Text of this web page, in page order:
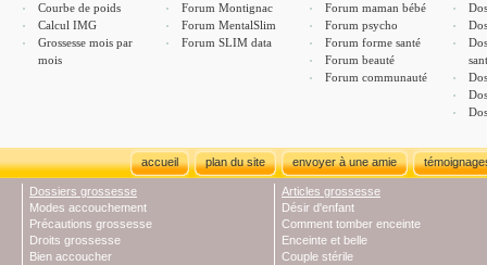
Courbe de poids
Calcul IMG
Grossesse mois par
mois
Forum Montignac
Forum MentalSlim
Forum SLIM data
Forum maman bébé
Forum psycho
Forum forme santé
Forum beauté
Forum communauté
accueil plan du site envoyer à une amie
Dossiers grossesse
Modes accouchement
Précautions grossesse
Droits grossesse
Bien accoucher
Articles grossesse
Désir d'enfant
Comment tomber enceinte
Enceinte et belle
Couple stérile